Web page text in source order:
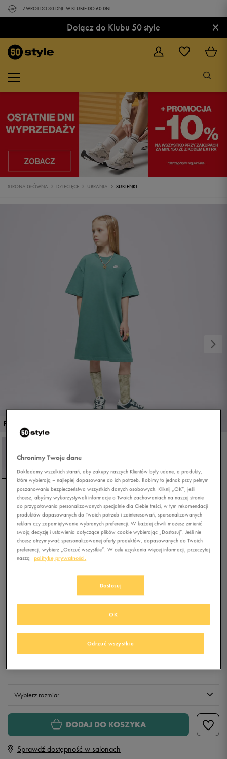
ZWROT DO 30 DNI. W KLUBIE DO 60 DNI.
Dołącz do Klubu 50 style ×
STRONA GŁÓWNA DZIECIĘCE UBRANIA SUKIENKI
PROMO: DO -30%
NIKE SUKIENKA NIKE
SPORTSWEAR GIRL
0.0 (0)
(cena bezpośrednio przed promocją)
zł -6%(najniższa cena z 30 dni przed obniżką)
110,49zł z Vat
KLUBIE 50 STYLE
Wybierz rozmiar
Rozmiary EU Rozmiary US
128-137
DODAJ DO KOSZYKA
Sprawdź dostępność w salonach
Chronimy Twoje dane
Dokładamy wszelkich starań, aby zakupy naszych Klientów były udane, a produkty,
które wybierają – najlepiej dopasowane do ich potrzeb. Robimy to jednak przy pełnym
poszanowaniu bezpieczeństwa wszystkich danych osobowych. Kliknij „OK”, jeśli
chcesz, abyśmy wykorzystywali informacje o Twoich zachowaniach na naszej stronie
do przygotowania personalizowanych specjalnie dla Ciebie treści, w tym rekomendacji
produktów dopasowanych do Twoich potrzeb i zainteresowań, spersonalizowanych
reklam czy zapamiętywanie wybranych preferencji. W każdej chwili możesz zmienić
swoją decyzję i ustawienia dotyczące plików cookie wybierając „Dostosuj”. Jeśli nie
chcesz otrzymywać spersonalizowanej oferty produktów, dopasowanych do Twoich
preferencji, wybierz „Odrzuć wszystkie”. W celu uzyskania więcej informacji, przeczytaj
naszą
politykę prywatności.
Dostosuj
Odrzuć wszystkie
OK